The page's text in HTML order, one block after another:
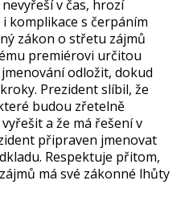
v čas, hrozí
komplikace s čerpáním
zákon o střetu zájmů
premiérovi určitou
odložit, dokud
Prezident slíbil, že
budou zřetelně
a že má řešení v
připraven jmenovat
Respektuje přitom,
má své zákonné lhůty